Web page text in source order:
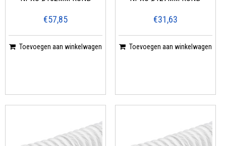
€57,85
Toevoegen aan winkelwagen
€31,63
Toevoegen aan winkelwagen